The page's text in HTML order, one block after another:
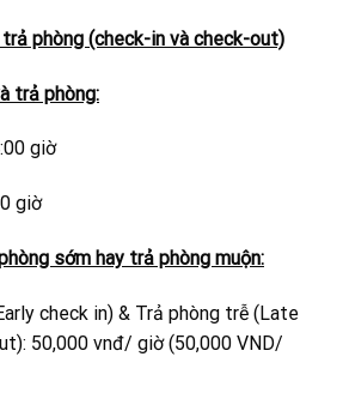
trả phòng (check-in và check-out)
trả phòng:
giờ
giờ
sớm hay trả phòng muộn:
check in) & Trả phòng trễ (Late
50,000 vnđ/ giờ (50,000 VND/